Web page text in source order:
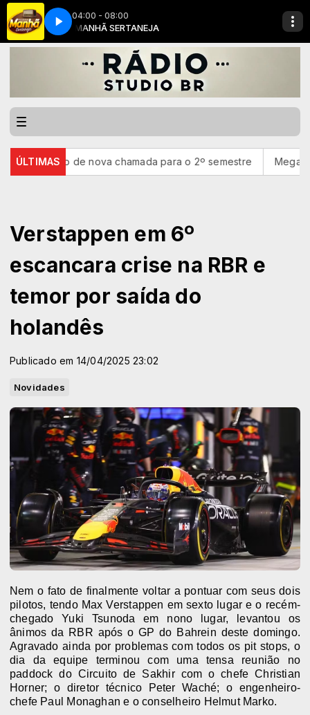
04:00 - 08:00
MANHÃ SERTANEJA
Fernando _ Sorocaba_ Guilherme _ Benuto - Você Não é
ÚLTIMAS
de nova chamada para o 2º semestre Mega-Sena não
Verstappen em 6º
escancara crise na RBR e
temor por saída do
holandês
Publicado em 14/04/2025 23:02
Novidades
Nem o fato de finalmente voltar a pontuar com seus dois
pilotos, tendo Max Verstappen em sexto lugar eo recém-
chegado Yuki Tsunodaem nono lugar, levantou os
ânimos da RBR após o GP do Bahrein deste domingo.
Agravado ainda por problemas com todos os pit stops, o
dia da equipe terminou com uma tensa reunião no
paddock do Circuito de Sakhir com o chefe Christian
Horner; o diretor técnico Peter Waché; o engenheiro-
chefe Paul Monaghan e o conselheiro Helmut Marko.